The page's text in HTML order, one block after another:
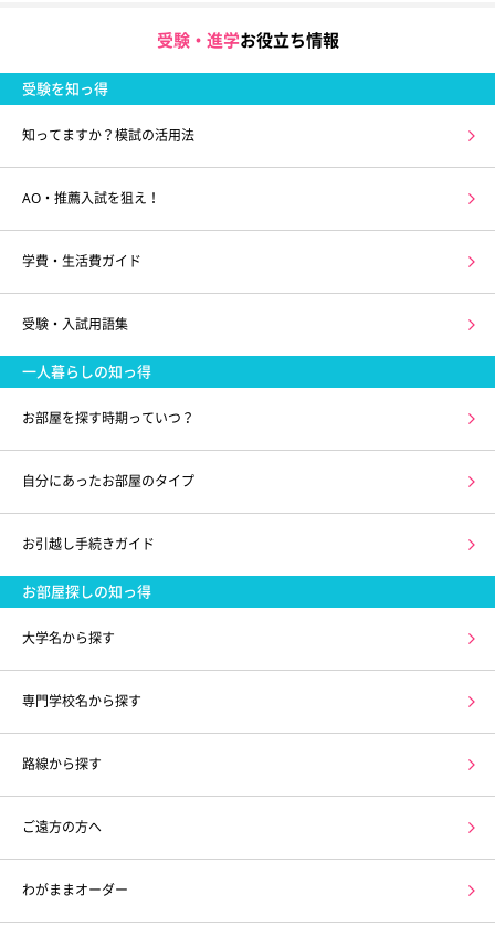
受験・進学お役立ち情報
受験を知っ得
知ってますか？模試の活用法
AO・推薦入試を狙え！
学費・生活費ガイド
受験・入試用語集
一人暮らしの知っ得
お部屋を探す時期っていつ？
自分にあったお部屋のタイプ
お引越し手続きガイド
お部屋探しの知っ得
大学名から探す
専門学校名から探す
路線から探す
ご遠方の方へ
わがままオーダー